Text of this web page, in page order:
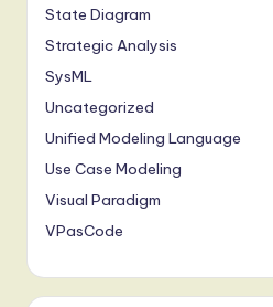
State Diagram
Strategic Analysis
SysML
Uncategorized
Unified Modeling Language
Use Case Modeling
Visual Paradigm
VPasCode